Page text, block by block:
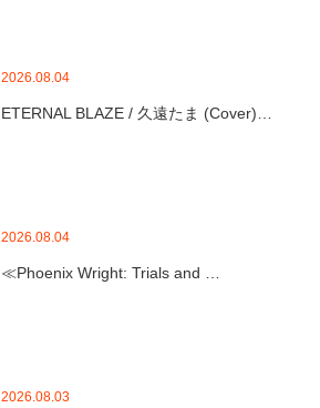
2026.08.04
ETERNAL BLAZE / 久遠たま (Cover)…
2026.08.04
≪Phoenix Wright: Trials and …
2026.08.03